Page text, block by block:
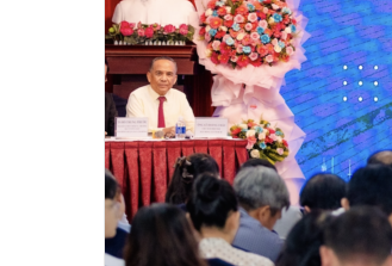
i
l